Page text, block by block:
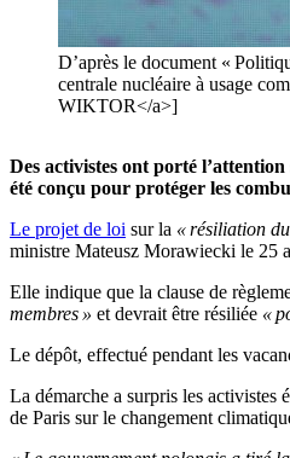
D’après le document «
centrale nucléaire à usage
WIKTOR</a>]
Des activistes ont porté l’attention
été conçu pour protéger les
Le projet de loi sur la «résiliation
ministre Mateusz Morawiecki le 25
Elle indique que la clause de
membres » et devrait être résiliée «
Le dépôt, effectué pendant les
La démarche a surpris les activistes
de Paris sur le changement